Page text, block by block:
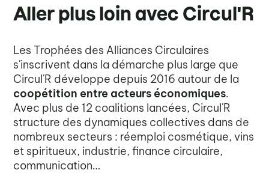
Aller plus loin avec Circul'R
Les Trophées des Alliances Circulaires
s'inscrivent dans la démarche plus large que
Circul'R développe depuis 2016 autour de la
coopétition entre acteurs économiques.
Avec plus de 12 coalitions lancées, Circul'R
structure des dynamiques collectives dans de
nombreux secteurs : réemploi cosmétique, vins
et spiritueux, industrie, finance circulaire,
communication…